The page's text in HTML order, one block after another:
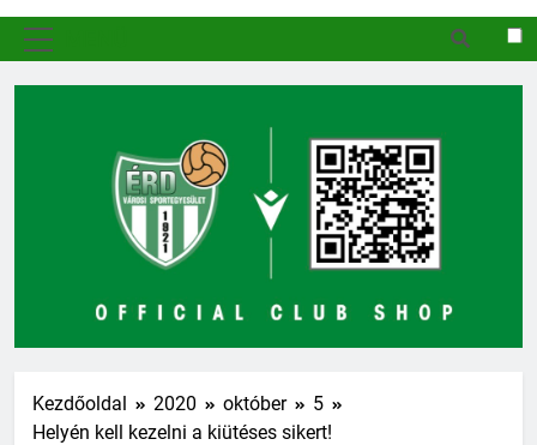
Kezdőoldal 2020 október
5
Helyén kell kezelni a kiütéses sikert!